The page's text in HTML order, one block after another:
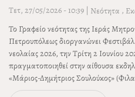
Τετ, 27/05/2026 - 10:39 | Νεότητα ,
Το Γραφείο νεότητας της Ιεράς
Πετρουπόλεως διοργανώνει
νεολαίας 2026, την Τρίτη 2 Ιουνίου
πραγματοποιηθεί στην αίθουσα
«Μάριος-Δημήτριος Σουλούκος»